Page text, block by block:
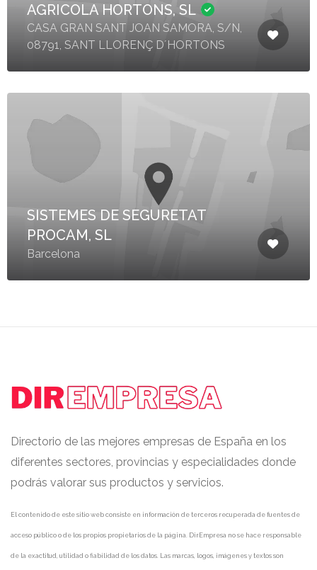
AGRICOLA HORTONS, SL
CASA GRAN SANT JOAN SAMORA, S/N,
08791, SANT LLORENÇ D´HORTONS
SISTEMES DE SEGURETAT
PROCAM, SL
Barcelona
Directorio de las mejores empresas de España en los
diferentes sectores, provincias y especialidades donde
podrás valorar sus productos y servicios.
El contenido de este sitio web consiste en información de terceros recuperada de fuentes de
acceso público o de los propios propietarios de la página. DirEmpresa no se hace responsable
de la exactitud, utilidad o fiabilidad de los datos. Las marcas, logos, imágenes y textos son